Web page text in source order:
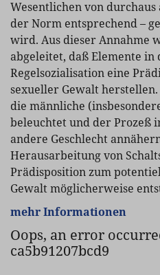
Wesentlichen von durchaus
der Norm entsprechend –
wird. Aus dieser Annahme
abgeleitet, daß Elemente
Regelsozialisation eine
sexueller Gewalt
die männliche
beleuchtet und der Prozeß
andere Geschlecht
Herausarbeitung von
Prädisposition zum
Gewalt möglicherweise
mehr Informationen
Oops, an error
ca5b91207bcd9